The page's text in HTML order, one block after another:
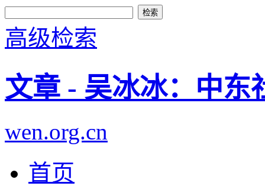
高级检索
文章 - 吴冰冰：中东
wen.org.cn
首页